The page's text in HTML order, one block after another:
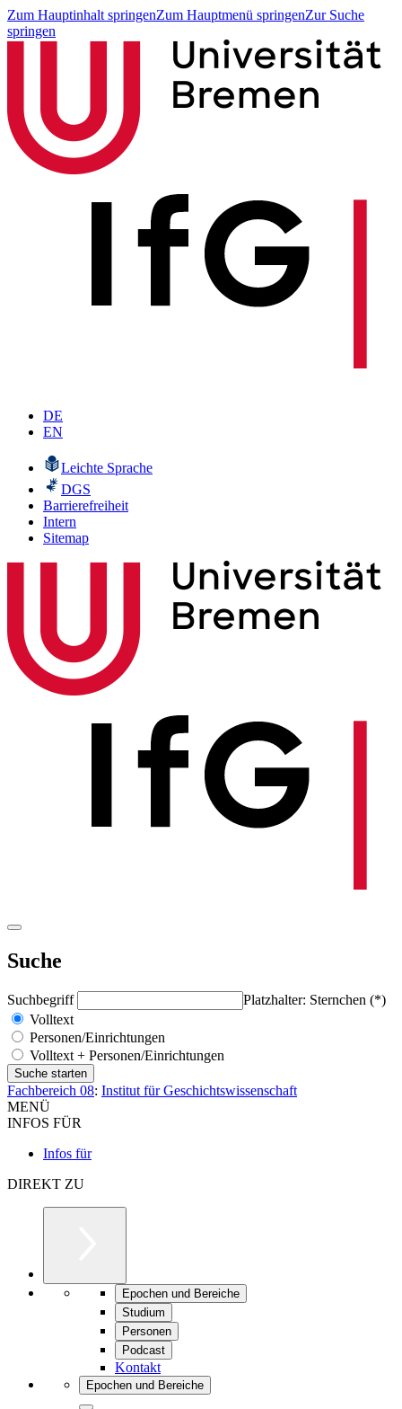
Zum Hauptinhalt springenZum Hauptmenü springenZur Suche
springen
DE
EN
Leichte Sprache
DGS
Barrierefreiheit
Intern
Sitemap
Suche
Suchbegriff
Platzhalter: Sternchen (*)
Volltext
Personen/Einrichtungen
Volltext + Personen/Einrichtungen
Fachbereich 08: Institut für Geschichtswissenschaft
MENÜ
INFOS FÜR
Infos für
DIREKT ZU
Epochen und Bereiche
Studium
Personen
Podcast
Kontakt
Epochen und Bereiche